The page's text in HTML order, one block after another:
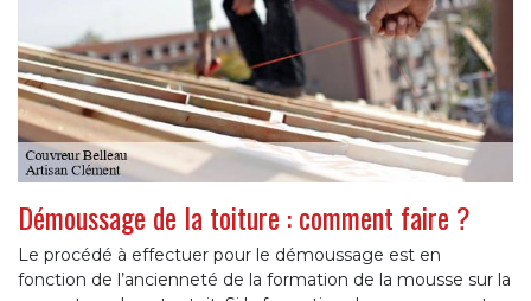
Démoussage de la toiture : comment faire ?
Le procédé à effectuer pour le démoussage est en
fonction de l’ancienneté de la formation de la mousse sur la